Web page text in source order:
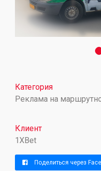
Категория
Реклама на
Клиент
1XBet
Поделиться через